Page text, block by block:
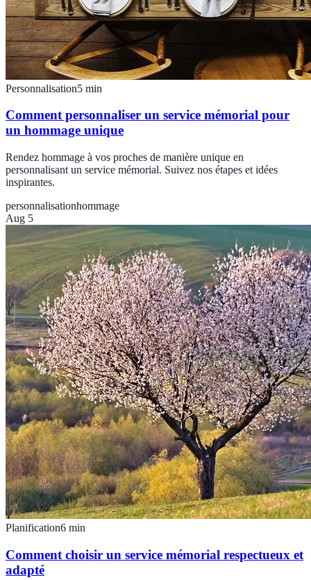
Personnalisation5 min
Comment personnaliser un service mémorial pour
un hommage unique
Rendez hommage à vos proches de manière unique en
personnalisant un service mémorial. Suivez nos étapes et idées
inspirantes.
personnalisationhommage
Aug 5
Planification6 min
Comment choisir un service mémorial respectueux et
adapté